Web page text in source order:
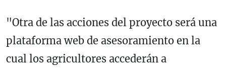
"Otra de las acciones del proyecto será una
plataforma web de asesoramiento en la
cual los agricultores accederán a